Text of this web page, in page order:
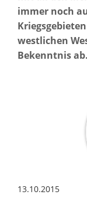
immer noch
westlichen
Bekenntnis ab.
13.10.2015